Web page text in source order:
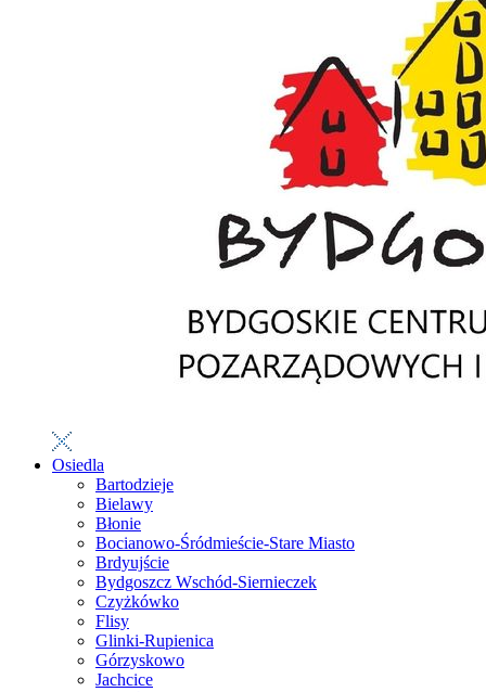
Osiedla
Bartodzieje
Bielawy
Błonie
Bocianowo-Śródmieście-Stare Miasto
Brdyujście
Bydgoszcz Wschód-Siernieczek
Czyżkówko
Flisy
Glinki-Rupienica
Górzyskowo
Jachcice